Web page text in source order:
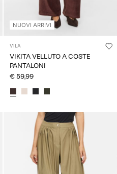
NUOVI ARRIVI
VILA
VIKITA VELLUTO A COSTE
PANTALONI
€ 59,99